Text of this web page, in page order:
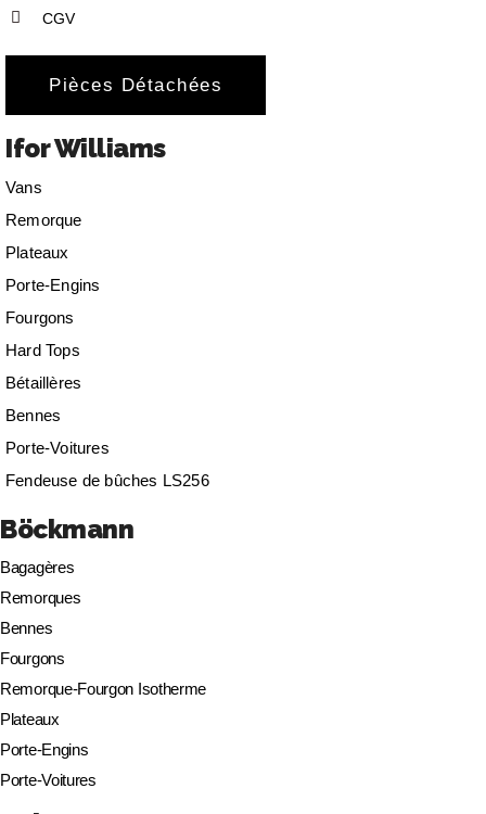
CGV
Pièces Détachées
Ifor Williams
Vans
Remorque
Plateaux
Porte-Engins
Fourgons
Hard Tops
Bétaillères
Bennes
Porte-Voitures
Fendeuse de bûches LS256
Böckmann
Bagagères
Remorques
Bennes
Fourgons
Remorque-Fourgon Isotherme
Plateaux
Porte-Engins
Porte-Voitures